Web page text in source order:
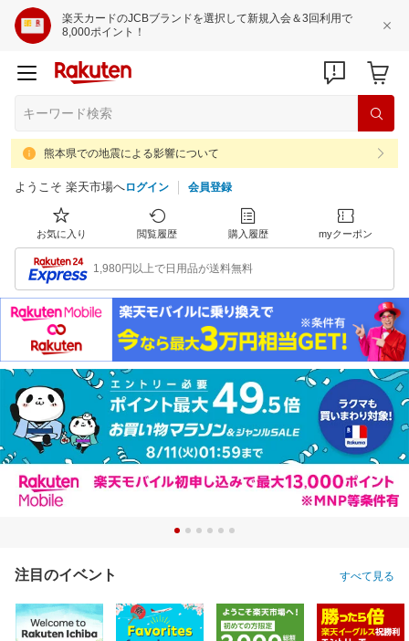
楽天カードのJCBブランドを選択して新規入会＆3回利用で
8,000ポイント！
熊本県での地震による影響について
ようこそ 楽天市場へログイン 会員登録
お気に入り 閲覧履歴 購入履歴 myクーポン
1,980円以上で日用品が送料無料
注目のイベント すべて見る